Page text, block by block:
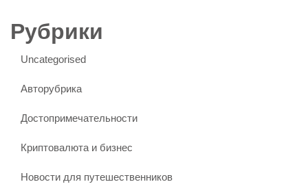
Рубрики
Uncategorised
Авторубрика
Достопримечательности
Криптовалюта и бизнес
Новости для путешественников